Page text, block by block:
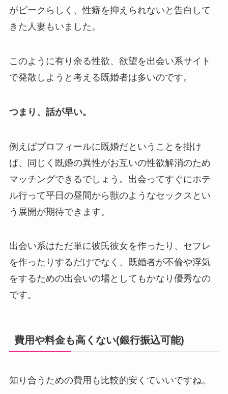
がピークらしく、性癖を抑えられないと告白して
きた人妻もいました。
このように有り余る性欲、欲望を出会い系サイト
で発散しようと考える既婚者は多いのです。
つまり、話が早い。
例えばプロフィールに既婚だということを掛け
ば、同じく既婚の異性がお互いの性欲解消のため
マッチングできるでしょう。出会ってすぐにホテ
ル行って平日の昼間から獣のようなセックスとい
う展開が期待できます。
出会い系はただ単に彼氏彼女を作ったり、セフレ
を作ったりするだけでなく、既婚者が不倫や浮気
をするための出会いの場としてもかなり優秀なの
です。
費用や料金も高くない(銀行振込可能)
知り合うための費用も比較的安くていいですね。